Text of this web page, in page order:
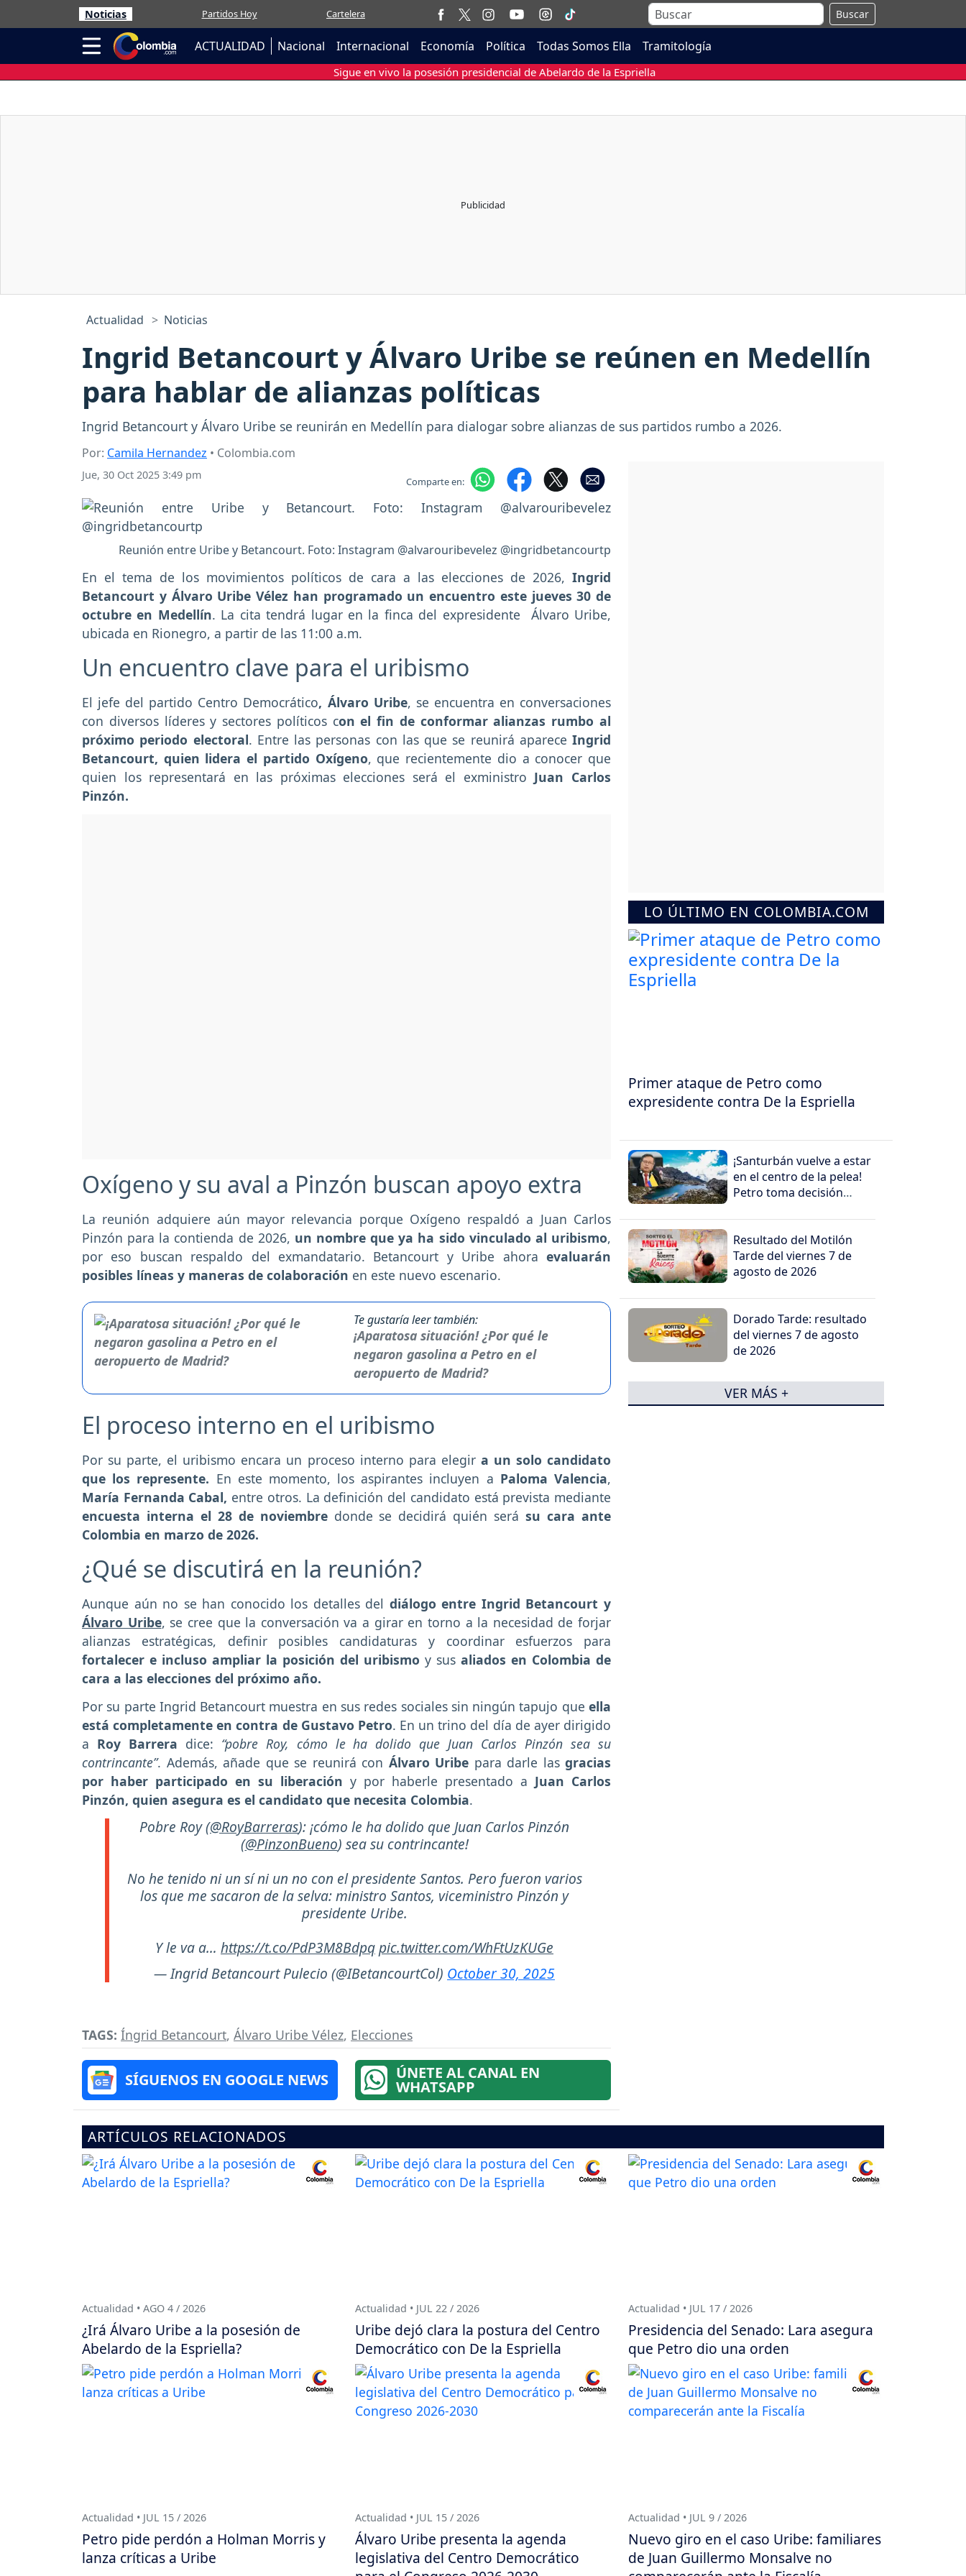
Noticias Partidos Hoy Cartelera Buscar
ACTUALIDAD Nacional Internacional Economía Política Todas Somos Ella Tramitología
Sigue en vivo la posesión presidencial de Abelardo de la Espriella
Actualidad Noticias
Ingrid Betancourt y Álvaro Uribe se reúnen en Medellín
para hablar de alianzas políticas
Ingrid Betancourt y Álvaro Uribe se reunirán en Medellín para dialogar sobre alianzas de sus partidos rumbo a 2026.
Por: Camila Hernandez • Colombia.com
Jue, 30 Oct 2025 3:49 pm Comparte en:
Reunión entre Uribe y Betancourt. Foto: Instagram @alvarouribevelez @ingridbetancourtp
En el tema de los movimientos políticos de cara a las elecciones de 2026, Ingrid
Betancourt y Álvaro Uribe Vélez han programado un encuentro este jueves 30 de
octubre en Medellín. La cita tendrá lugar en la finca del expresidente Álvaro Uribe,
ubicada en Rionegro, a partir de las 11:00 a.m.
Un encuentro clave para el uribismo
El jefe del partido Centro Democrático, Álvaro Uribe, se encuentra en conversaciones
con diversos líderes y sectores políticos con el fin de conformar alianzas rumbo al
próximo periodo electoral. Entre las personas con las que se reunirá aparece Ingrid
Betancourt, quien lidera el partido Oxígeno, que recientemente dio a conocer que
quien los representará en las próximas elecciones será el exministro Juan Carlos
Pinzón.
Oxígeno y su aval a Pinzón buscan apoyo extra
La reunión adquiere aún mayor relevancia porque Oxígeno respaldó a Juan Carlos
Pinzón para la contienda de 2026, un nombre que ya ha sido vinculado al uribismo,
por eso buscan respaldo del exmandatario. Betancourt y Uribe ahora evaluarán
posibles líneas y maneras de colaboración en este nuevo escenario.
Te gustaría leer también:
¡Aparatosa situación! ¿Por qué le
negaron gasolina a Petro en el
aeropuerto de Madrid?
El proceso interno en el uribismo
Por su parte, el uribismo encara un proceso interno para elegira un solo candidato
que los represente. En este momento, los aspirantes incluyen a Paloma Valencia,
María Fernanda Cabal, entre otros. La definición del candidato está prevista mediante
encuesta interna el 28 de noviembredonde se decidirá quién serásu cara ante
Colombia en marzo de 2026.
¿Qué se discutirá en la reunión?
Aunque aún no se han conocido los detalles del diálogo entre Ingrid Betancourt y
Álvaro Uribe, se cree que la conversación va a girar en torno a la necesidad de forjar
alianzas estratégicas, definir posibles candidaturas y coordinar esfuerzos para
fortalecer e incluso ampliar la posición del uribismo y sus aliados en Colombia de
cara a las elecciones del próximo año.
Por su parte Ingrid Betancourt muestra en sus redes sociales sin ningún tapujo que ella
está completamente en contra de Gustavo Petro. En un trino del día de ayer dirigido
a Roy Barrera dice: “pobre Roy, cómo le ha dolido que Juan Carlos Pinzón sea su
contrincante”. Además, añade que se reunirá con Álvaro Uribe para darle las gracias
por haber participado en su liberación y por haberle presentado a Juan Carlos
Pinzón, quien asegura es el candidato que necesita Colombia.
Pobre Roy (@RoyBarreras): ¡cómo le ha dolido que Juan Carlos Pinzón
(@PinzonBueno) sea su contrincante!
No he tenido ni un sí ni un no con el presidente Santos. Pero fueron varios
los que me sacaron de la selva: ministro Santos, viceministro Pinzón y
presidente Uribe.
Y le va a… https://t.co/PdP3M8Bdpqpic.twitter.com/WhFtUzKUGe
— Ingrid Betancourt Pulecio (@IBetancourtCol) October 30, 2025
TAGS: Íngrid Betancourt, Álvaro Uribe Vélez, Elecciones
SÍGUENOS EN GOOGLE NEWS ÚNETE AL CANAL EN
WHATSAPP
LO ÚLTIMO EN COLOMBIA.COM
Primer ataque de Petro como
expresidente contra De la Espriella
¡Santurbán vuelve a estar
en el centro de la pelea!
Petro toma decisión
Resultado del Motilón
Tarde del viernes 7 de
agosto de 2026
Dorado Tarde: resultado
del viernes 7 de agosto
de 2026
VER MÁS +
ARTÍCULOS RELACIONADOS
Actualidad • AGO 4 / 2026
¿Irá Álvaro Uribe a la posesión de
Abelardo de la Espriella?
Actualidad • JUL 22 / 2026
Uribe dejó clara la postura del Centro
Democrático con De la Espriella
Actualidad • JUL 17 / 2026
Presidencia del Senado: Lara asegura
que Petro dio una orden
Actualidad • JUL 15 / 2026
Petro pide perdón a Holman Morris y
lanza críticas a Uribe
Actualidad • JUL 15 / 2026
Álvaro Uribe presenta la agenda
legislativa del Centro Democrático
Actualidad • JUL 9 / 2026
Nuevo giro en el caso Uribe: familiares
de Juan Guillermo Monsalve no